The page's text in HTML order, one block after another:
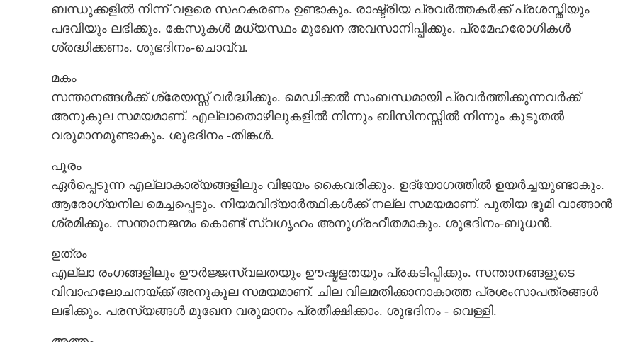
ബന്ധുക്കളിൽ നിന്ന് വളരെ സഹകരണം ഉണ്ടാകും. രാഷ്ട്രീയ പ്രവർത്തകർക്ക് പ്രശസ്തിയും
പദവിയും ലഭിക്കും. കേസുകൾ മധ്യസ്ഥം മുഖേന അവസാനിപ്പിക്കും. പ്രമേഹരോഗികൾ
ശ്രദ്ധിക്കണം. ശുഭദിനം-ചൊവ്വ.
മകം
സന്താനങ്ങൾക്ക്‌ ശ്രേയസ്സ് വർദ്ധിക്കും. മെഡിക്കൽ സംബന്ധമായി പ്രവർത്തിക്കുന്നവർക്ക്
അനുകൂല സമയമാണ്. എല്ലാതൊഴിലുകളിൽ നിന്നും ബിസിനസ്സിൽ നിന്നും കൂടുതൽ
വരുമാനമുണ്ടാകും. ശുഭദിനം -തിങ്കൾ.
പൂരം
ഏർപ്പെടുന്ന എല്ലാകാര്യങ്ങളിലും വിജയം കൈവരിക്കും. ഉദ്യോഗത്തിൽ ഉയർച്ചയുണ്ടാകും.
ആരോഗ്യനില മെച്ചപ്പെടും. നിയമവിദ്യാർത്ഥികൾക്ക് നല്ല സമയമാണ്. പുതിയ ഭൂമി വാങ്ങാൻ
ശ്രമിക്കും. സന്താനജന്മം കൊണ്ട് സ്വഗൃഹം അനുഗ്രഹീതമാകും. ശുഭദിനം-ബുധൻ.
ഉത്രം
എല്ലാ രംഗങ്ങളിലും ഊർജ്ജസ്വലതയും ഊഷ്മളതയും പ്രകടിപ്പിക്കും. സന്താനങ്ങളുടെ
വിവാഹലോചനയ്ക്ക് അനുകൂല സമയമാണ്. ചില വിലമതിക്കാനാകാത്ത പ്രശംസാപത്രങ്ങൾ
ലഭിക്കും. പരസ്യങ്ങൾ മുഖേന വരുമാനം പ്രതീക്ഷിക്കാം. ശുഭദിനം - വെള്ളി.
വീട് പുതുക്കിപ്പണിയും, പരീക്ഷകളിൽ
വിജയിക്കും; സർവ്വീസിലുള്ളവർക്ക്
കൂടുതൽ വരുമാനം പ്രതീക്ഷിക്കാം
Share this link
Copy Link